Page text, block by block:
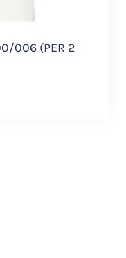
006 (PER 2